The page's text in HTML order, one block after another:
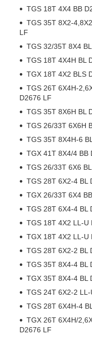
TGS 18T 4X4 BB
TGS 35T 8X2-
LF
TGS 32/35T 8X4
TGS 18T 4X4H BL
TGX 18T 4X2 BLS
TGS 26T 6X4H-
D2676 LF
TGS 35T 8X6H BL
TGS 26/33T 6X6H
TGS 35T 8X4H-6
TGX 41T 8X4/4
TGS 26/33T 6X6
TGS 28T 6X2-4
TGX 26/33T 6X4
TGS 28T 6X4-4
TGS 18T 4X2 LL-
TGX 18T 4X2 LL-
TGS 28T 6X2-2
TGS 35T 8X4-4
TGX 35T 8X4-4
TGS 24T 6X2-2
TGS 28T 6X4H-4
TGX 26T 6X4H/
D2676 LF